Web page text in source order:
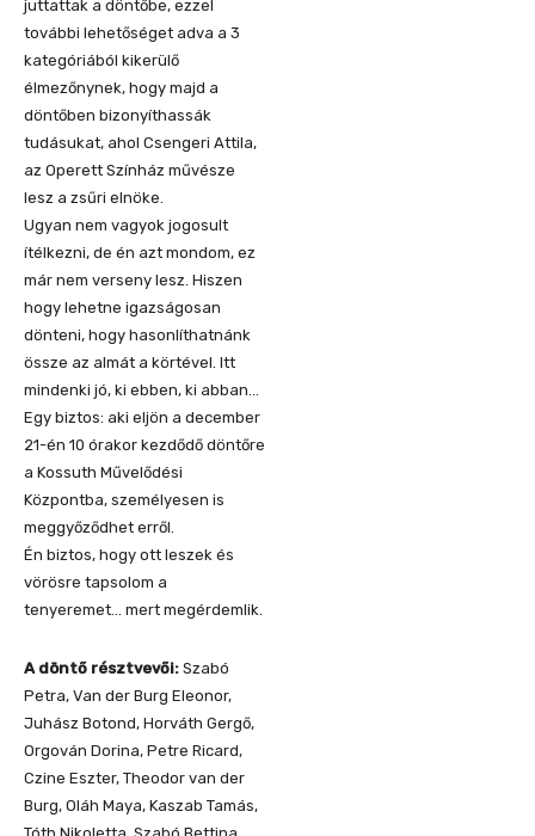
juttattak a döntőbe, ezzel
további lehetőséget adva a 3
kategóriából kikerülő
élmezőnynek, hogy majd a
döntőben bizonyíthassák
tudásukat, ahol Csengeri Attila,
az Operett Színház művésze
lesz a zsűri elnöke.
Ugyan nem vagyok jogosult
ítélkezni, de én azt mondom, ez
már nem verseny lesz. Hiszen
hogy lehetne igazságosan
dönteni, hogy hasonlíthatnánk
össze az almát a körtével. Itt
mindenki jó, ki ebben, ki abban…
Egy biztos: aki eljön a december
21-én 10 órakor kezdődő döntőre
a Kossuth Művelődési
Központba, személyesen is
meggyőződhet erről.
Én biztos, hogy ott leszek és
vörösre tapsolom a
tenyeremet… mert megérdemlik.
A döntő résztvevői: Szabó
Petra, Van der Burg Eleonor,
Juhász Botond, Horváth Gergő,
Orgován Dorina, Petre Ricard,
Czine Eszter, Theodor van der
Burg, Oláh Maya, Kaszab Tamás,